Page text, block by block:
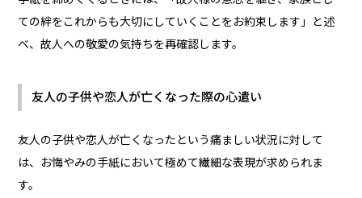
ての絆をこれからも大切にしていくことをお約束します」と述
べ、故人への敬愛の気持ちを再確認します。
友人の子供や恋人が亡くなった際の心遣い
友人の子供や恋人が亡くなったという痛ましい状況に対して
は、お悔やみの手紙において極めて繊細な表現が求められま
す。